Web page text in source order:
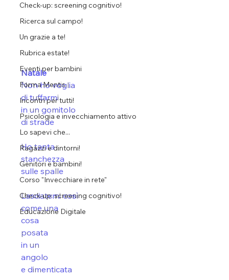
Check-up: screening cognitivo!
Ricerca sul campo!
Un grazie a te!
Rubrica estate!
Eventi per bambini
Forma Mentis
Incontri per tutti!
Psicologia e invecchiamento attivo
Lo sapevi che...
Ragazzi e dintorni!
Genitori e bambini!
Corso "Invecchiare in rete"
Check-up: screening cognitivo!
Educazione Digitale
Natale
Non ho voglia
di tuffarmi
in un gomitolo
di strade
Ho tanta
stanchezza
sulle spalle
Lasciatemi così
come una
cosa
posata
in un
angolo
e dimenticata